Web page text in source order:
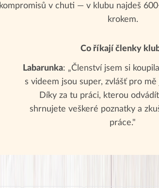
kompromisů v chuti — v klubu najdeš
krokem.
Co říkají členky
Labarunka: „Členství jsem si
s videem jsou super, zvlášť pro mě
Díky za tu práci, kterou
shrnujete veškeré poznatky a
práce."